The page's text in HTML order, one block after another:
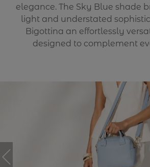
elegance. The Sky Blue shade
light and understated
Bigottina an effortlessly
designed to complement